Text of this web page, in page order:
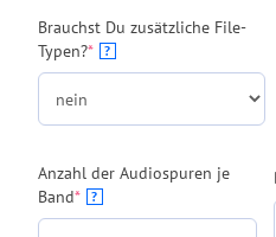
Brauchst Du zusätzliche File-
Typen?*(required)
?
Anzahl der Audiospuren je
Band*(required)
?